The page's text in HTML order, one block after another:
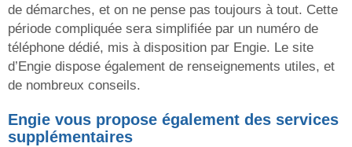
de démarches, et on ne pense pas toujours à tout. Cette
période compliquée sera simplifiée par un numéro de
téléphone dédié, mis à disposition par Engie. Le site
d’Engie dispose également de renseignements utiles, et
de nombreux conseils.
Engie vous propose également des services
supplémentaires